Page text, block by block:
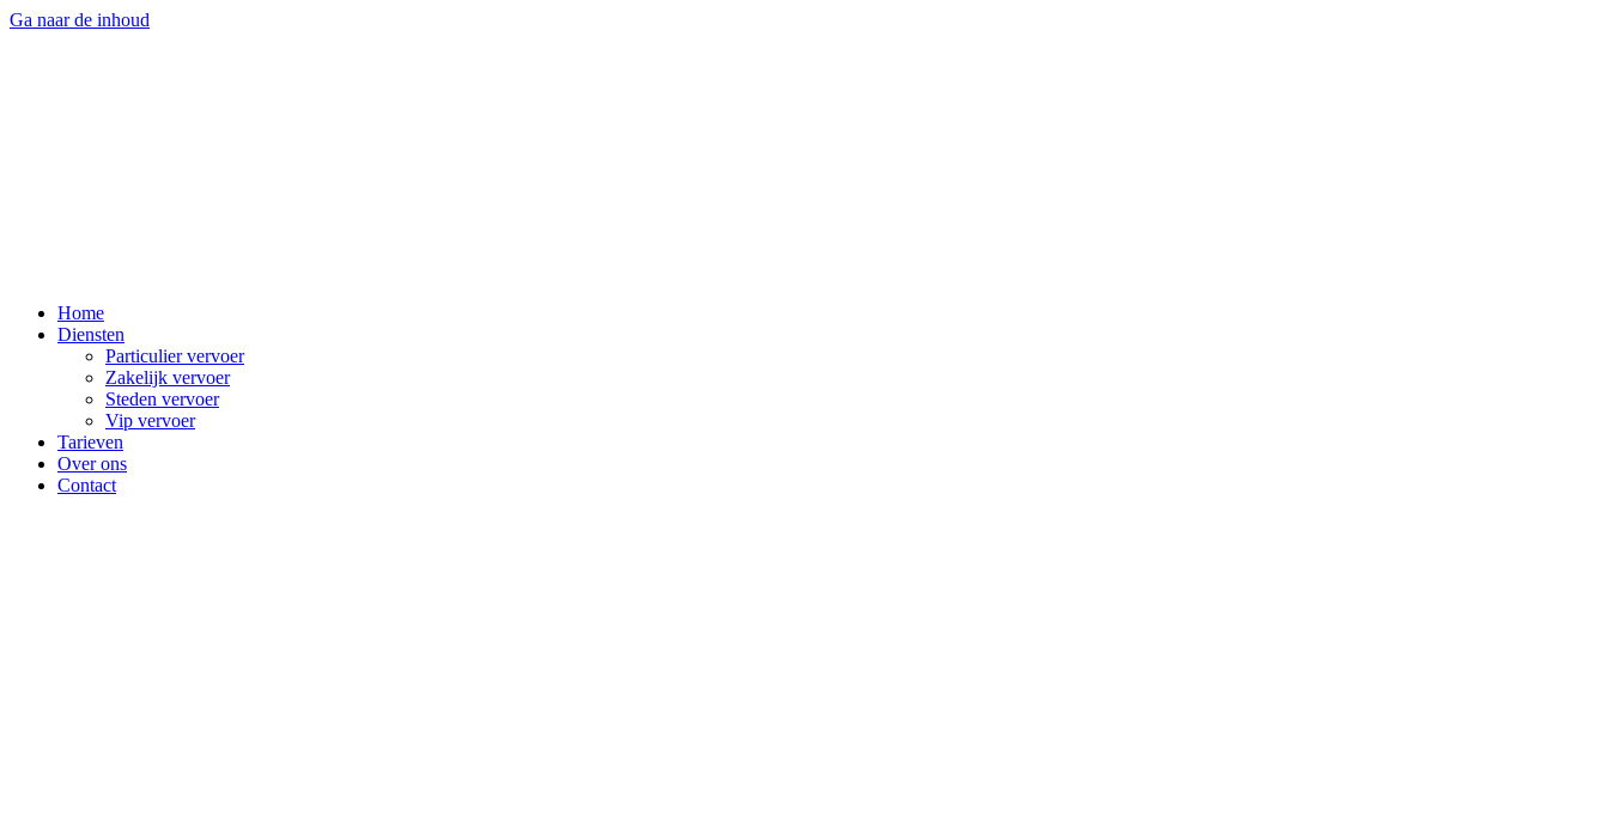
Ga naar de inhoud
Home
Diensten
Particulier vervoer
Zakelijk vervoer
Steden vervoer
Vip vervoer
Tarieven
Over ons
Contact